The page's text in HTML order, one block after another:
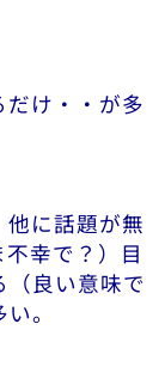
け・・が多
に話題が無
幸で？）目
良い意味で
。